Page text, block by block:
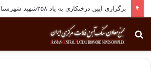
برگزاری آیین درختکاری به یاد ۲۵۸شهید شهرستان بافق
جستجو
برای